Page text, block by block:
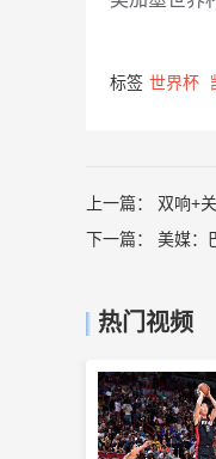
标签 世界杯
上一篇： 双响+
下一篇： 美媒：
热门视频